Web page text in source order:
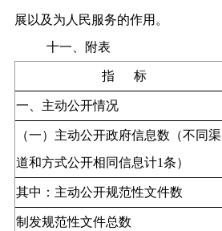
展以及为人民服务的作用。
十一、附表
指 标
一、主动公开情况
（一）主动公开政府信息数（不同渠
道和方式公开相同信息计1条）
其中：主动公开规范性文件数
制发规范性文件总数